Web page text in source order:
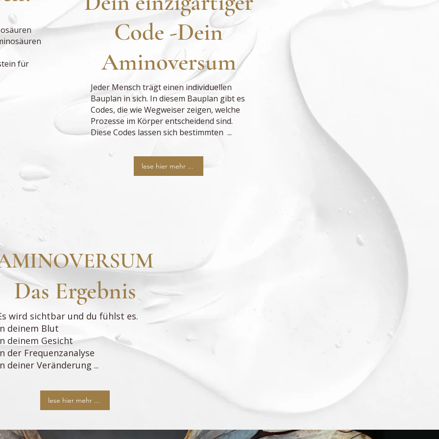
für
Code -Dein
Aminoversum
Jeder Mensch trägt einen individuellen
Bauplan in sich. In diesem Bauplan gibt es
Codes, die wie Wegweiser zeigen, welche
Prozesse im Körper entscheidend sind.
Diese Codes lassen sich bestimmten ...
lese hier mehr ...
Das Ergebnis
wird sichtbar und du fühlst es.
deinem Blut
deinem Gesicht
der Frequenzanalyse
deiner Veränderung ...
lese hier mehr ...